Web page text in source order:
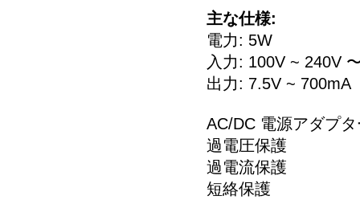
主な仕様:
電力: 5W
入力: 100V ~ 240V
出力: 7.5V ~ 700mA
AC/DC 電源アダプ
過電圧保護
過電流保護
短絡保護